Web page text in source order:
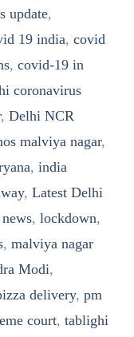
update,
19 india, covid
, covid-19 in
coronavirus
, Delhi NCR
malviya nagar,
, india
, Latest Delhi
, lockdown,
, malviya nagar
Modi,
delivery, pm
court, tablighi